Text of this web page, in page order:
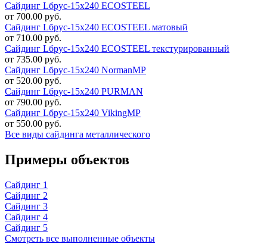
Сайдинг Lбрус-15х240 ECOSTEEL
от 700.00 руб.
Сайдинг Lбрус-15х240 ECOSTEEL матовый
от 710.00 руб.
Сайдинг Lбрус-15х240 ECOSTEEL текстурированный
от 735.00 руб.
Сайдинг Lбрус-15х240 NormanMP
от 520.00 руб.
Сайдинг Lбрус-15х240 PURMAN
от 790.00 руб.
Сайдинг Lбрус-15х240 VikingMP
от 550.00 руб.
Все виды сайдинга металлического
Примеры объектов
Сайдинг 1
Сайдинг 2
Сайдинг 3
Сайдинг 4
Сайдинг 5
Смотреть все выполненные объекты